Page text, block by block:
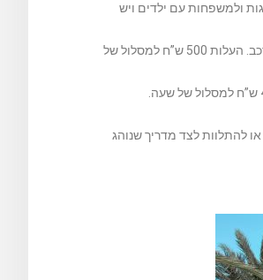
ולמשפחות עם ילדים ויש
(1) טיול ברייזר- ברייזר יושבים אחד ליד השני ללא קסדות הנהיגה עם הגה. מתאים לעד ארבעה אנשים ברכב. העלות 500 ש”ח למסלול של
להתלוות לצד מדריך שנוהג